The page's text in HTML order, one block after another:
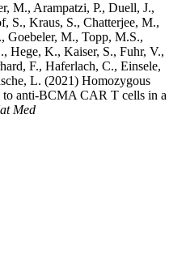
M., Arampatzi, P., Duell, J.,
S., Kraus, S., Chatterjee, M.,
Goebeler, M., Topp, M.S.,
Hege, K., Kaiser, S., Fuhr, V.,
F., Haferlach, C., Einsele,
L. (2021) Homozygous
to anti-BCMA CAR T cells in a
Med